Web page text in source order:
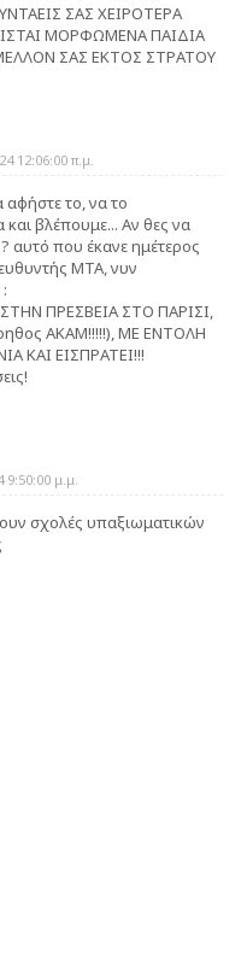
ΣΑΣ ΧΕΙΡΟΤΕΡΑ
ΜΟΡΦΩΜΕΝΑ ΠΑΙΔΙΑ
ΣΑΣ ΕΚΤΟΣ ΣΤΡΑΤΟΥ
12:06:00 π.μ.
αφήστε το, να το
και βλέπουμε... Αν θες να
αυτό που έκανε ημέτερος
ΜΤΑ, νυν
ΠΡΕΣΒΕΙΑ ΣΤΟ ΠΑΡΙΣΙ,
ΑΚΑΜ!!!!!), ΜΕ ΕΝΤΟΛΗ
ΚΑΙ ΕΙΣΠΡΑΤΕΙ!!!
μ.μ.
σχολές υπαξιωματικών